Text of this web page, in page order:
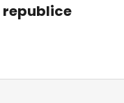
republice